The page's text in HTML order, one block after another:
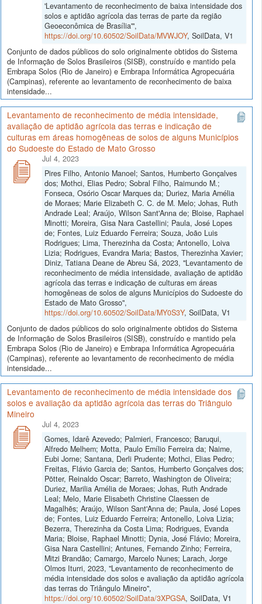
'Levantamento de reconhecimento de baixa intensidade dos
solos e aptidão agrícola das terras de parte da região
Geoeconômica de Brasília'",
https://doi.org/10.60502/SoilData/MVWJOY, SoilData, V1
Conjunto de dados públicos do solo originalmente obtidos do Sistema
de Informação de Solos Brasileiros (SISB), construído e mantido pela
Embrapa Solos (Rio de Janeiro) e Embrapa Informática Agropecuária
(Campinas), referente ao levantamento de reconhecimento de baixa
intensidade...
Levantamento de reconhecimento de média intensidade,
avaliação de aptidão agrícola das terras e indicação de
culturas em áreas homogêneas de solos de alguns Municípios
do Sudoeste do Estado de Mato Grosso
Jul 4, 2023
Pires Filho, Antonio Manoel; Santos, Humberto Gonçalves
dos; Mothci, Elias Pedro; Sobral Filho, Raimundo M.;
Fonseca, Osório Oscar Marques da; Duriez, Maria Amélia
de Moraes; Marie Elizabeth C. C. de M. Melo; Johas, Ruth
Andrade Leal; Araújo, Wilson Sant'Anna de; Bloise, Raphael
Minotti; Moreira, Gisa Nara Castellini; Paula, José Lopes
de; Fontes, Luiz Eduardo Ferreira; Souza, João Luis
Rodrigues; Lima, Therezinha da Costa; Antonello, Loiva
Lizia; Rodrigues, Evandra Maria; Bastos, Therezinha Xavier;
Diniz, Tatiana Deane de Abreu Sá, 2023, "Levantamento de
reconhecimento de média intensidade, avaliação de aptidão
agrícola das terras e indicação de culturas em áreas
homogêneas de solos de alguns Municípios do Sudoeste do
Estado de Mato Grosso",
https://doi.org/10.60502/SoilData/MY0S3Y, SoilData, V1
Conjunto de dados públicos do solo originalmente obtidos do Sistema
de Informação de Solos Brasileiros (SISB), construído e mantido pela
Embrapa Solos (Rio de Janeiro) e Embrapa Informática Agropecuária
(Campinas), referente ao levantamento de reconhecimento de média
intensidade...
Levantamento de reconhecimento de média intensidade dos
solos e avaliação da aptidão agrícola das terras do Triângulo
Mineiro
Jul 4, 2023
Gomes, Idarê Azevedo; Palmieri, Francesco; Baruqui,
Alfredo Melhem; Motta, Paulo Emílio Ferreira da; Naime,
Eubi Jorne; Santana, Derli Prudente; Mothci, Elias Pedro;
Freitas, Flávio Garcia de; Santos, Humberto Gonçalves dos;
Pötter, Reinaldo Oscar; Barreto, Washington de Oliveira;
Duriez, Marilia Amélia de Moraes; Johas, Ruth Andrade
Leal; Melo, Marie Elisabeth Christine Claessen de
Magalhẽs; Araújo, Wilson Sant'Anna de; Paula, José Lopes
de; Fontes, Luiz Eduardo Ferreira; Antonello, Loiva Lizia;
Bezerra, Therezinha da Costa Lima; Rodrigues, Evanda
Maria; Bloise, Raphael Minotti; Dynia, José Flávio; Moreira,
Gisa Nara Castellini; Antunes, Fernando Zinho; Ferreira,
Mitzi Brandão; Camargo, Marcelo Nunes; Larach, Jorge
Olmos Iturri, 2023, "Levantamento de reconhecimento de
média intensidade dos solos e avaliação da aptidão agrícola
das terras do Triângulo Mineiro",
https://doi.org/10.60502/SoilData/3XPGSA, SoilData, V1